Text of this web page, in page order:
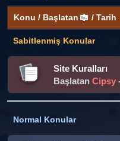
Konu / Başlatan / Tarih
Sabitlenmiş Konular
Site Kuralları
Başlatan Cipsy
Normal Konular